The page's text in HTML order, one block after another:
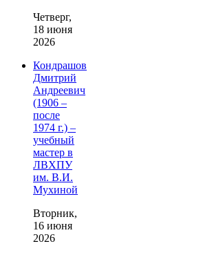
Четверг,
18 июня
2026
Кондрашов
Дмитрий
Андреевич
(1906 –
после
1974 г.) –
учебный
мастер в
ЛВХПУ
им. В.И.
Мухиной
Вторник,
16 июня
2026